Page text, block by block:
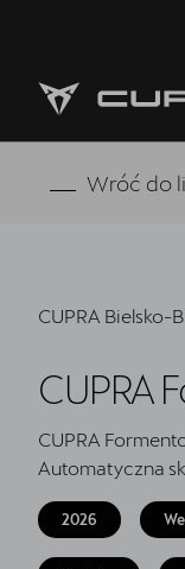
Strona główna
Oferta i aktualności
Finansowanie
Serwis
Oryginalne części
Akcesoria CUPRA
5 lat gwarancji
Wróć do
CUPRA Bielsko-
CUPRA
CUPRA
Automatyczna
2026